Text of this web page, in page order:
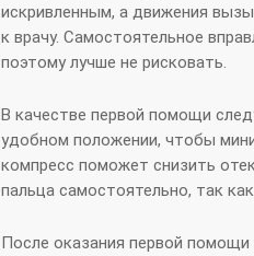
искривленным, а движения
к врачу. Самостоятельное
поэтому лучше не рисковать.
В качестве первой помощи
удобном положении, чтобы
компресс поможет снизить
пальца самостоятельно, так
После оказания первой помощи